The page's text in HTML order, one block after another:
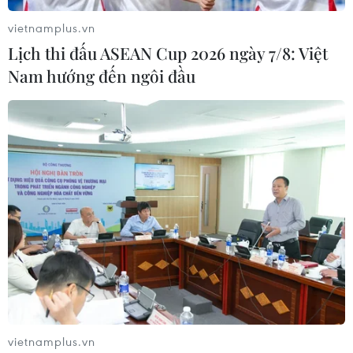
ASEAN Cup 2026: Tuyển Việt Nam
bước vào thử thách lớn nhất
03/08/2026 13:04
Xem trực tiếp Indonesia-Việt Nam tại
ASEAN Cup 2026 trên kênh nào?
03/08/2026 09:21
Đội tuyển Việt Nam đặt mục
tiêu 3 điểm, cảnh báo Indonesia
trước giờ G
vietnamplus.vn
Lịch thi đấu ASEAN Cup 2026 ngày 7/8: Việt
Nam hướng đến ngôi đầu
vietnamplus.vn